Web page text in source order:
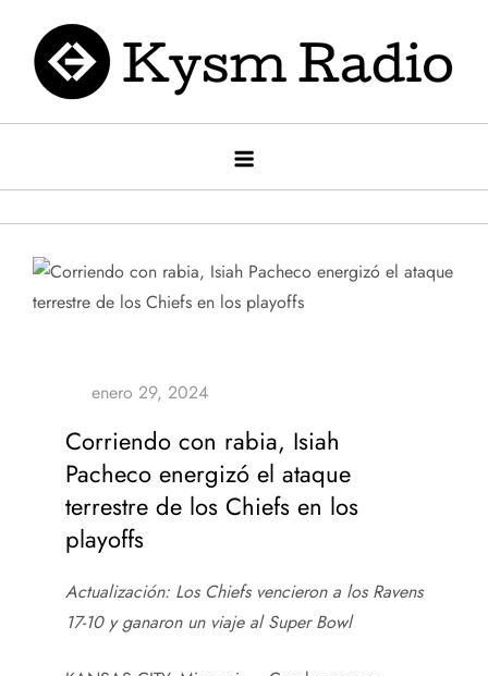
contenido
Kysm radio
Kysm Radio
Corriendo con rabia, Isiah
Pacheco energizó el ataque
terrestre de los Chiefs en los
playoffs
Actualización: Los Chiefs vencieron a los Ravens
17-10 y ganaron un viaje al Super Bowl